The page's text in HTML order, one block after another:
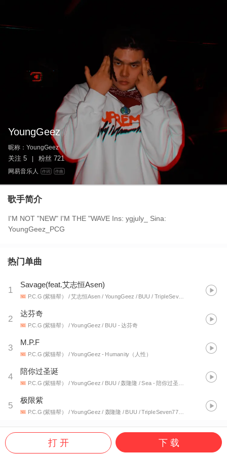
YoungGeez
昵称： YoungGeez
关注 5 粉丝 721
网易音乐人 作词 作曲
歌手简介
I'M NOT "NEW" I'M THE "WAVE Ins: ygjuly_ Sina:
YoungGeez_PCG
热门单曲
1
Savage(feat.艾志恒Asen)
P.C.G (紫猫帮） / 艾志恒Asen / YoungGeez / BUU / TripleSeven777 / 轰隆隆 - 极
2
达芬奇
P.C.G (紫猫帮） / YoungGeez / BUU - 达芬奇
3
M.P.F
P.C.G (紫猫帮） / YoungGeez - Humanity（人性）
4
陪你过圣诞
P.C.G (紫猫帮） / YoungGeez / BUU / 轰隆隆 / Sea - 陪你过圣诞（I wish you all right）
5
极限紫
P.C.G (紫猫帮） / YoungGeez / 轰隆隆 / BUU / TripleSeven777 - 极限紫 Vol.1
打 开 下 载